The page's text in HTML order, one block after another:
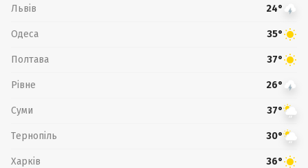
Львів 24°
Одеса 35°
Полтава 37°
Рівне 26°
Суми 37°
Тернопіль 30°
Харків 36°